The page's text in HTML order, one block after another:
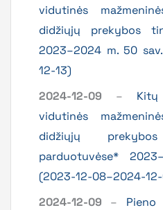
vidutinės
didžiųjų prekybos
2023–2024 m. 50
12-13)
2024-12-09 –
vidutinės
didžiųjų
parduotuvėse*
(2023-12-08–2024-
2024-12-09 –